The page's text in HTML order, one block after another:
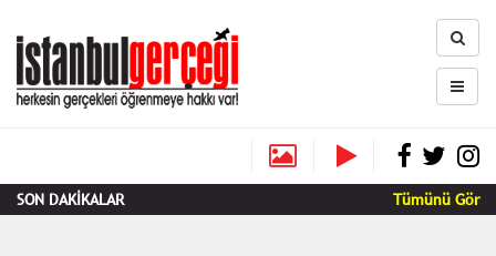
SON DAKİKALAR Tümünü Gör